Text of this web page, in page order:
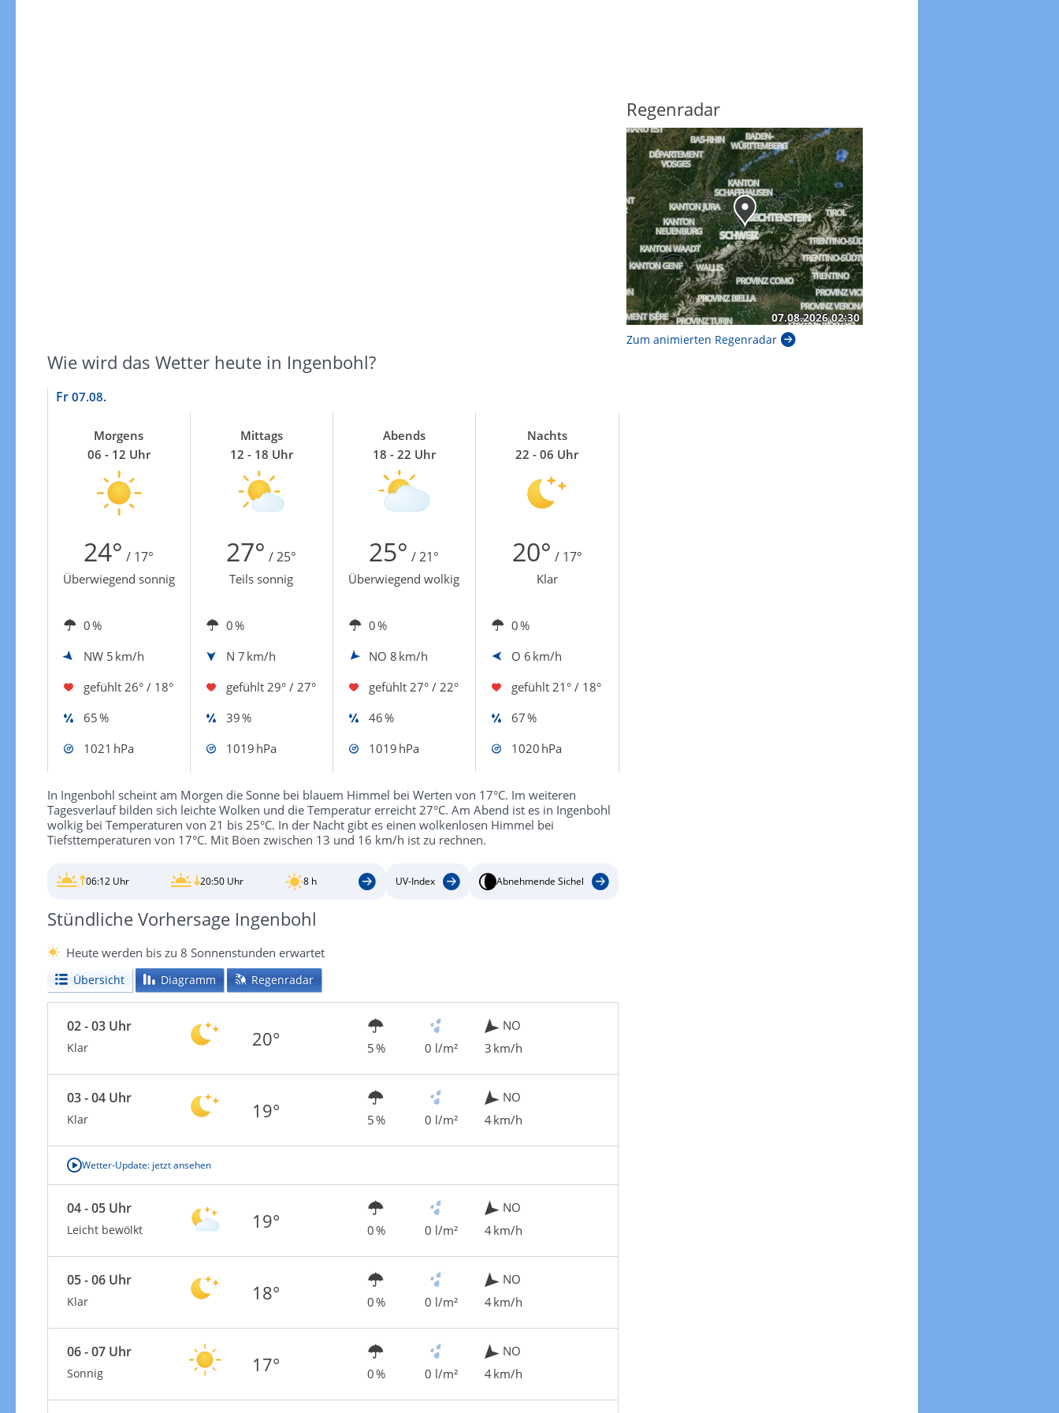
Wie wird das Wetter heute in Ingenbohl?
Fr 07.08.
Morgens
06 - 12 Uhr
Mittags
12 - 18 Uhr
Abends
18 - 22 Uhr
Nachts
22 - 06 Uhr
24° / 17° 27° / 25° 25° / 21° 20° / 17°
Überwiegend sonnig Teils sonnig Überwiegend wolkig Klar
0 % 0 % 0 %
0 %
NW 5 km/h N 7 km/h NO 8 km/h O 6 km/h
gefühlt 26° / 18° gefühlt 29° / 27° gefühlt 27° / 22° gefühlt 21° / 18°
65 %
39 % 46 %
67 %
1021 hPa
1019 hPa 1019 hPa 1020 hPa
In Ingenbohl scheint am Morgen die Sonne bei blauem Himmel bei Werten von 17°C. Im weiteren
Tagesverlauf bilden sich leichte Wolken und die Temperatur erreicht 27°C. Am Abend ist es in Ingenbohl
wolkig bei Temperaturen von 21 bis 25°C. In der Nacht gibt es einen wolkenlosen Himmel bei
Tiefsttemperaturen von 17°C. Mit Böen zwischen 13 und 16 km/h ist zu rechnen.
06:12 Uhr 20:50 Uhr 8 h UV-Index Abnehmende Sichel
Stündliche Vorhersage Ingenbohl
Heute werden bis zu 8 Sonnenstunden erwartet
Übersicht Diagramm Regenradar
02 - 03 Uhr
Klar 20° 5 % 0 l/m²
NO
3 km/h
03 - 04 Uhr
Klar 19° 5 % 0 l/m²
NO
4 km/h
Wetter-Update: jetzt ansehen
04 - 05 Uhr
Leicht bewölkt 19° 0 % 0 l/m²
NO
4 km/h
05 - 06 Uhr
Klar 18° 0 % 0 l/m²
NO
4 km/h
06 - 07 Uhr
Sonnig 17° 0 % 0 l/m²
NO
4 km/h
Regenradar
Zum animierten Regenradar